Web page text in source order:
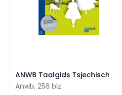
ANWB Taalgids Tsjechisch
Anwb, 256 blz.